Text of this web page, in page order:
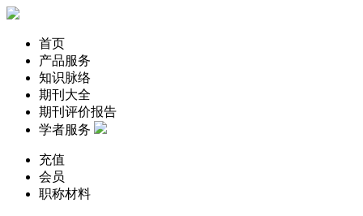
首页
产品服务
知识脉络
期刊大全
期刊评价报告
学者服务
充值
会员
职称材料